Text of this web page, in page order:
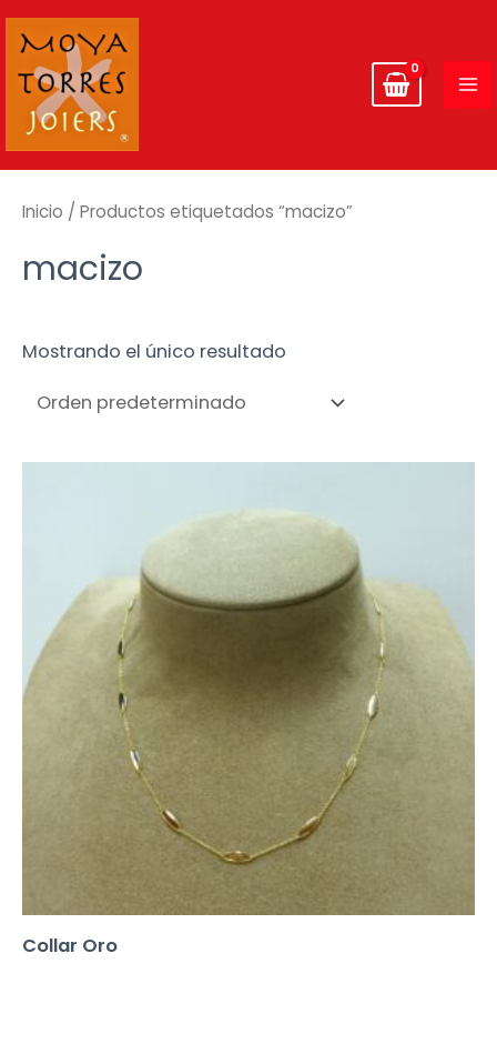
Ir
contenido
Inicio / Productos etiquetados “macizo”
macizo
Mostrando el único resultado
Collar Oro